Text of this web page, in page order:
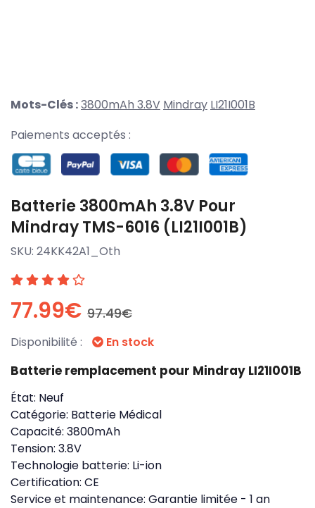
Mots-Clés :3800mAh 3.8V Mindray LI21I001B
Paiements acceptés :
Batterie 3800mAh 3.8V Pour
Mindray TMS-6016 (LI21I001B)
SKU: 24KK42A1_Oth
77.99€ 97.49€
Disponibilité : En stock
Batterie remplacement pour Mindray LI21I001B
État: Neuf
Catégorie: Batterie Médical
Capacité: 3800mAh
Tension: 3.8V
Technologie batterie: Li-ion
Certification: CE
Service et maintenance: Garantie limitée - 1 an